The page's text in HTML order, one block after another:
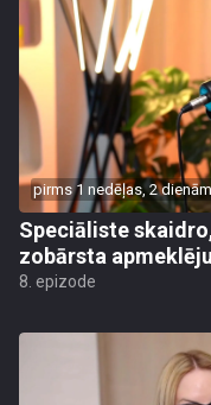
pirms 1 nedēļas, 2 dienām
Speciāliste
zobārsta
8. epizode